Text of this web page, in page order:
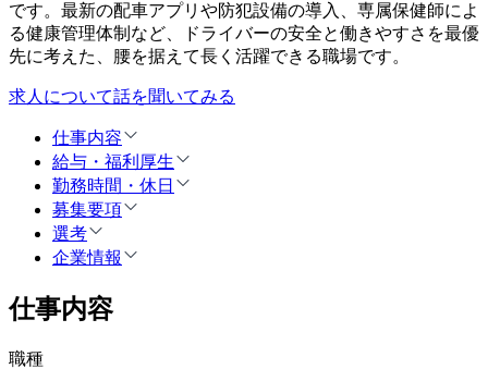
です。最新の配車アプリや防犯設備の導入、専属保健師によ
る健康管理体制など、ドライバーの安全と働きやすさを最優
先に考えた、腰を据えて長く活躍できる職場です。
求人について話を聞いてみる
仕事内容
給与・福利厚生
勤務時間・休日
募集要項
選考
企業情報
仕事内容
職種